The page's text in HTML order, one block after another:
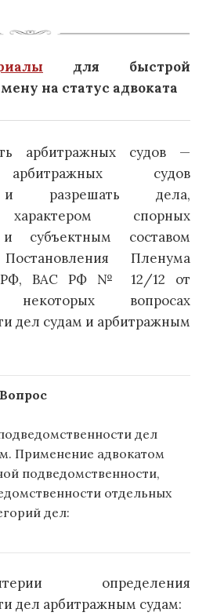
для быстрой
на статус адвоката
арбитражных судов —
судов
и разрешать дела,
характером спорных
субъектным составом
Пленума
РФ, ВАС РФ № 12/12 от
вопросах
дел судам и арбитражным
Вопрос
дел
Применение адвокатом
подведомственности,
отдельных
дел:
определения
дел арбитражным судам: